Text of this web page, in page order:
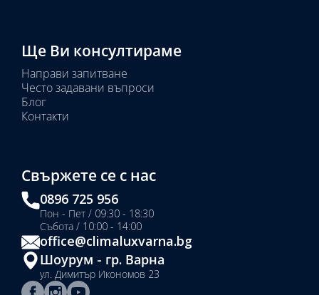
Ще Ви консултираме
Направи запитване
Често задавани въпроси
Блог
Контакти
Свържете се с нас
0896 725 956
Пон - Пет / 09:30 - 18:30
Събота / 10:00 - 14:00
office@climaluxvarna.bg
Шоурум - гр. Варна
ул. Димитър Икономов 23